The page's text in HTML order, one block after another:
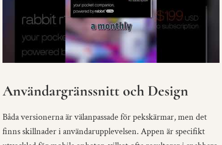
Användargränssnitt och Design
Båda versionerna är välanpassade för pekskärmar, men det
finns skillnader i användarupplevelsen. Appen är specifikt